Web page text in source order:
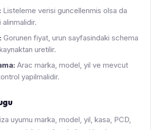
Listeleme verisi guncellenmis olsa da
Gorunen fiyat, urun sayfasindaki schema
uretilir.
Arac marka, model, yil ve mevcut
yapilmalidir.
uyumu marka, model, yil, kasa, PCD,